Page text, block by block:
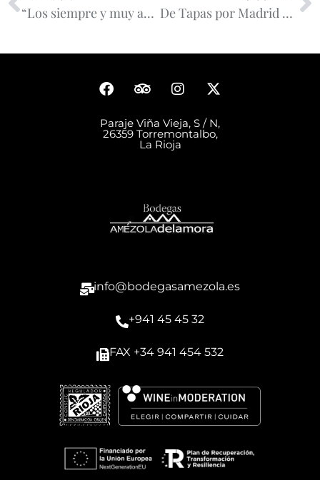
“Los siempre y muy amigos de Bodegas Amezola de la Mora, Alfonso Gómez Aguirre y Blanca García Gómez autores de De Tapas por Madrid con Bodegas Amézola!!
Paraje Viña Vieja, S / N,
26359 Torremontalbo,
La Rioja
info@bodegasamezola.es
+941 45 45 32
FAX +34 941 454 532